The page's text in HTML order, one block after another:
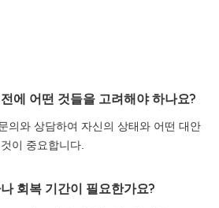
에 어떤 것들을 고려해야 하나요?
의와 상담하여 자신의 상태와 어떤 대안
이 중요합니다.
회복 기간이 필요한가요?